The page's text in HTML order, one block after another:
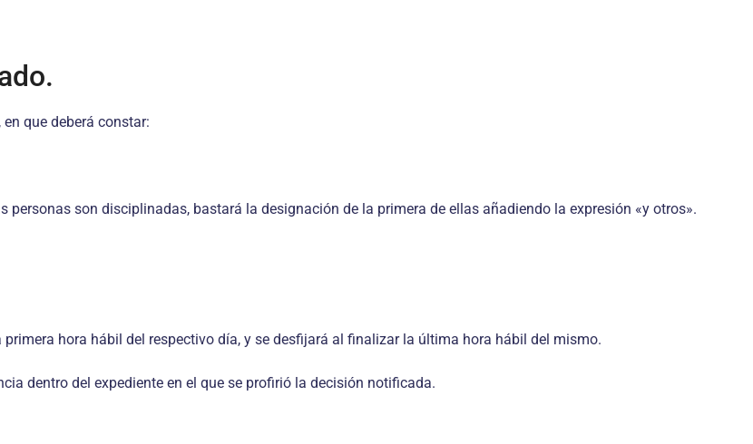
que deberá constar:
son disciplinadas, bastará la designación de la primera de ellas añadiendo la expresión «y otros».
hora hábil del respectivo día, y se desfijará al finalizar la última hora hábil del mismo.
dentro del expediente en el que se profirió la decisión notificada.